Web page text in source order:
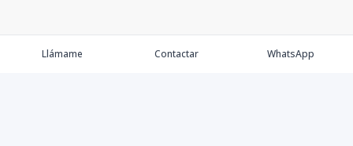
Llámame Contactar WhatsApp